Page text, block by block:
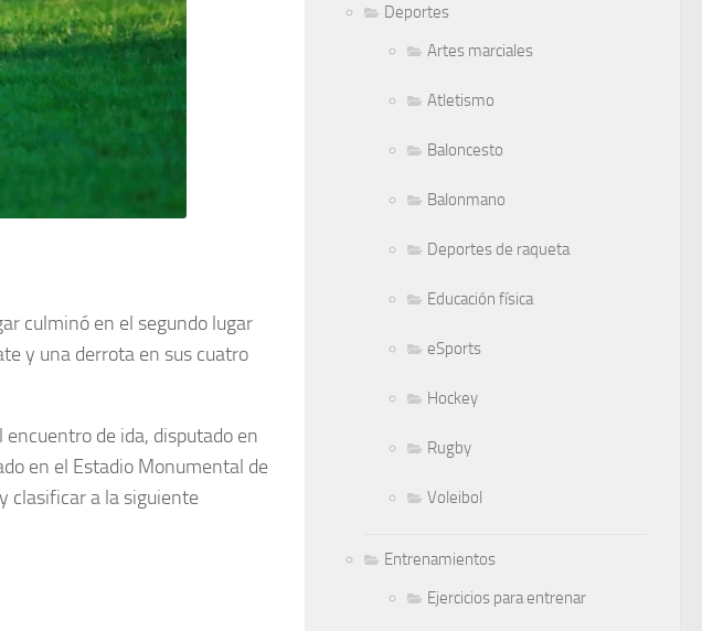
culminó en el segundo lugar
y una derrota en sus cuatro
de ida, disputado en
en el Estadio Monumental de
clasificar a la siguiente
Deportes
Artes marciales
Atletismo
Baloncesto
Balonmano
Deportes de raqueta
Educación física
eSports
Hockey
Rugby
Voleibol
Entrenamientos
Ejercicios para entrenar